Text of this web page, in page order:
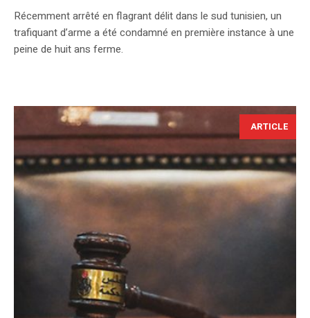
Récemment arrêté en flagrant délit dans le sud tunisien, un
trafiquant d’arme a été condamné en première instance à une
peine de huit ans ferme.
ARTICLE